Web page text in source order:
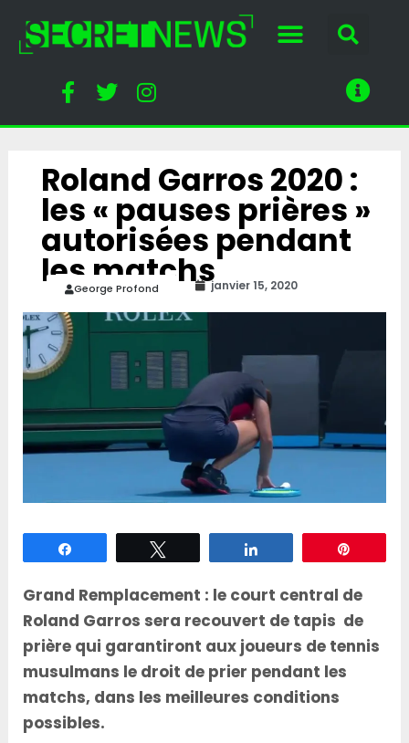
Roland Garros 2020 :
les « pauses prières »
autorisées pendant
les matchs
George Profond janvier 15, 2020
Grand Remplacement : le court central de
Roland Garros sera recouvert de tapis de
prière qui garantiront aux joueurs de tennis
musulmans le droit de prier pendant les
matchs, dans les meilleures conditions
possibles.